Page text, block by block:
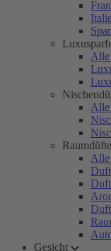
Alle
Alle
Raumdüfte
Alle
Gesicht